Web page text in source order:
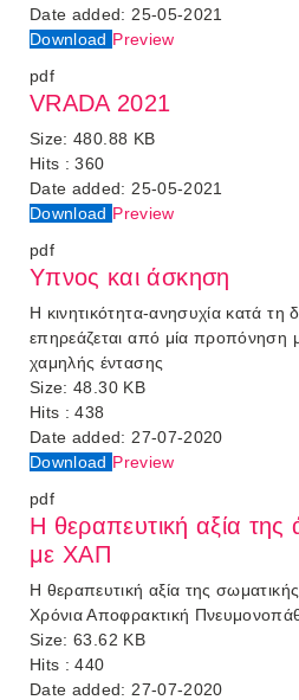
Date added: 25-05-2021
Download Preview
pdf
VRADA 2021
Size:480.88 KB
Hits :360
Date added: 25-05-2021
Download Preview
pdf
Υπνος και άσκηση
Η κινητικότητα-ανησυχία κατά τη
επηρεάζεται από μία προπόνηση
χαμηλής έντασης
Size:48.30 KB
Hits :438
Date added: 27-07-2020
Download Preview
pdf
Η θεραπευτική αξία
με ΧΑΠ
Η θεραπευτική αξία της
Χρόνια Αποφρακτική
Size:63.62 KB
Hits :440
Date added: 27-07-2020